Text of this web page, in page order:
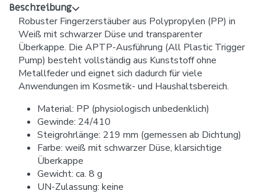
Beschreibung
Robuster Fingerzerstäuber aus Polypropylen (PP) in
Weiß mit schwarzer Düse und transparenter
Überkappe. Die APTP-Ausführung (All Plastic Trigger
Pump) besteht vollständig aus Kunststoff ohne
Metallfeder und eignet sich dadurch für viele
Anwendungen im Kosmetik- und Haushaltsbereich.
Material: PP (physiologisch unbedenklich)
Gewinde: 24/410
Steigrohrlänge: 219 mm (gemessen ab Dichtung)
Farbe: weiß mit schwarzer Düse, klarsichtige
Überkappe
Gewicht: ca. 8 g
UN-Zulassung: keine